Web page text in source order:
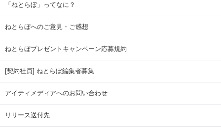
「ねとらぼ」ってなに？
ねとらぼへのご意見・ご感想
ねとらぼプレゼントキャンペーン応募規約
[契約社員] ねとらぼ編集者募集
アイティメディアへのお問い合わせ
リリース送付先